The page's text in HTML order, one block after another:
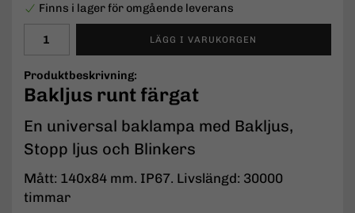
Finns i lager för omgående leverans
LÄGG I VARUKORGEN
Produktbeskrivning:
Bakljus runt färgat
En universal baklampa med Bakljus,
Stopp ljus och Blinkers
Mått: 140x84 mm. IP67. Livslängd: 30000
timmar